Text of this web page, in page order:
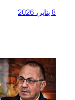
8 يناير، 2026